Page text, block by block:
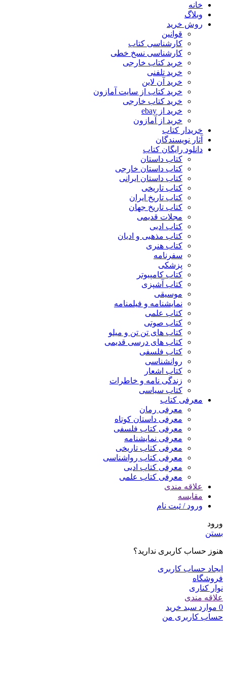
خانه
وبلاگ
روش خرید
قوانین
کارشناسی کتاب
کارشناسی نسخ خطی
خرید کتاب خارجی
خرید تلفنی
خرید آن لاین
خرید کتاب از سایت آمازون
خرید کتاب خارجی
خرید از ebay
خرید از آمازون
خریدار کتاب
آثار نویسندگان
دانلود رایگان کتاب
کتاب داستان
کتاب داستان خارجی
کتاب داستان ایرانی
کتاب تاریخی
کتاب تاریخ ایران
کتاب تاریخ جهان
مجلات قدیمی
کتاب ادبی
کتاب مذهبی و ادیان
کتاب هنری
سفرنامه
پزشکی
کتاب کامپیوتر
کتاب آشپزی
موسیقی
نمایشنامه و فیلمنامه
کتاب علمی
کتاب صوتی
کتاب های تن تن و میلو
کتاب های درسی قدیمی
کتاب فلسفی
روانشناسی
کتاب اشعار
زندگی نامه و خاطرات
کتاب سیاسی
معرفی کتاب
معرفی رمان
معرفی داستان کوتاه
معرفی کتاب فلسفی
معرفی نمایشنامه
معرفی کتاب تاریخی
معرفی کتاب رواشناسی
معرفی کتاب ادبی
معرفی کتاب علمی
علاقه مندی
مقایسه
ورود / ثبت نام
ورود
بستن
هنوز حساب کاربری ندارید؟
ایجاد حساب کاربری
فروشگاه
نوار کناری
علاقه مندی
0 موارد سبد خرید
حساب کاربری من